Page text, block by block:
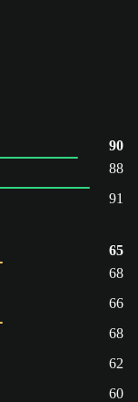
90
88
91
65
68
66
68
62
60